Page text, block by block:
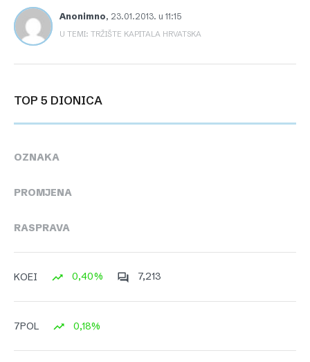
Anonimno, 23.01.2013. u 11:15
U TEMI: TRŽIŠTE KAPITALA HRVATSKA
TOP 5 DIONICA
OZNAKA
PROMJENA
RASPRAVA
KOEI 0,40% 7,213
7POL 0,18%